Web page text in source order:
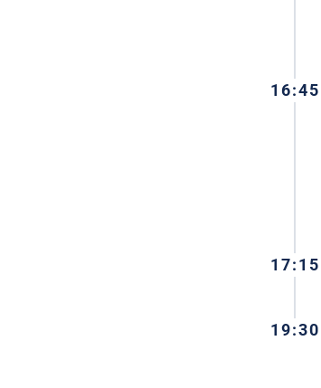
16:45
17:15
19:30